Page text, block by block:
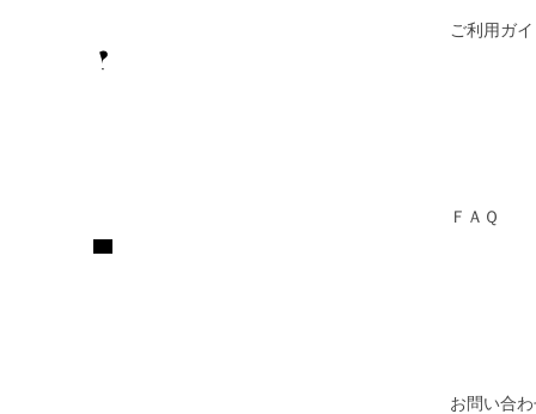
ご利用ガ
ＦＡＱ
お問い合